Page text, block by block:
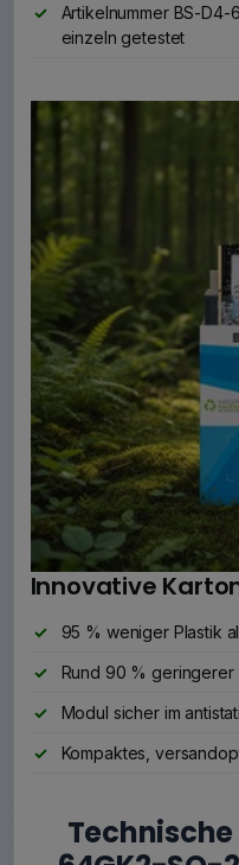
Artikelnummer BS-D4-
einzeln getestet
Innovative
95 % weniger Plastik
Rund 90 % geringerer
Modul sicher im
Kompaktes,